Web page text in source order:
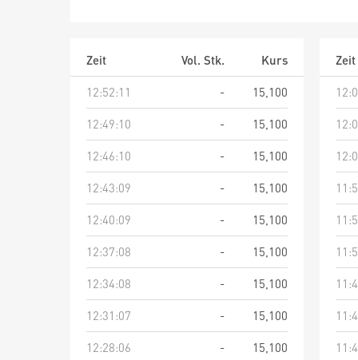
Zeit Vol. Stk.
Kurs
12:52:11
-
15,100
12:49:10
-
15,100
12:46:10
-
15,100
12:43:09
-
15,100
12:40:09
-
15,100
12:37:08
-
15,100
12:34:08
-
15,100
12:31:07
-
15,100
12:28:06
-
15,100
Zeit